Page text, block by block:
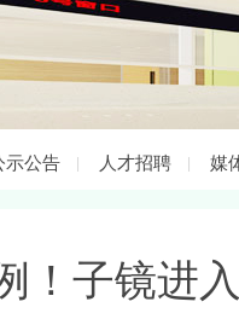
示公告 人才招聘 媒
！子镜进